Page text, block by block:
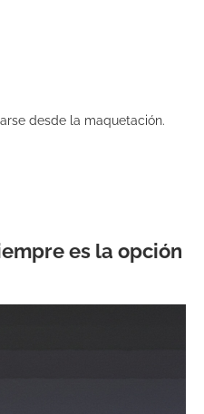
desde la maquetación.
es la opción